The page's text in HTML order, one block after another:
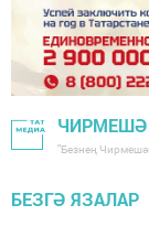
"Безнең
БЕЗГӘ ЯЗАЛАР